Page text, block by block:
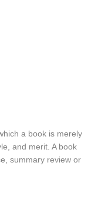
a book is merely
and merit. A book
summary review or